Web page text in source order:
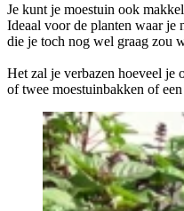
Je kunt je moestuin ook
Ideaal voor de planten waar je
die je toch nog wel graag zou
Het zal je verbazen hoeveel je
of twee moestuinbakken of